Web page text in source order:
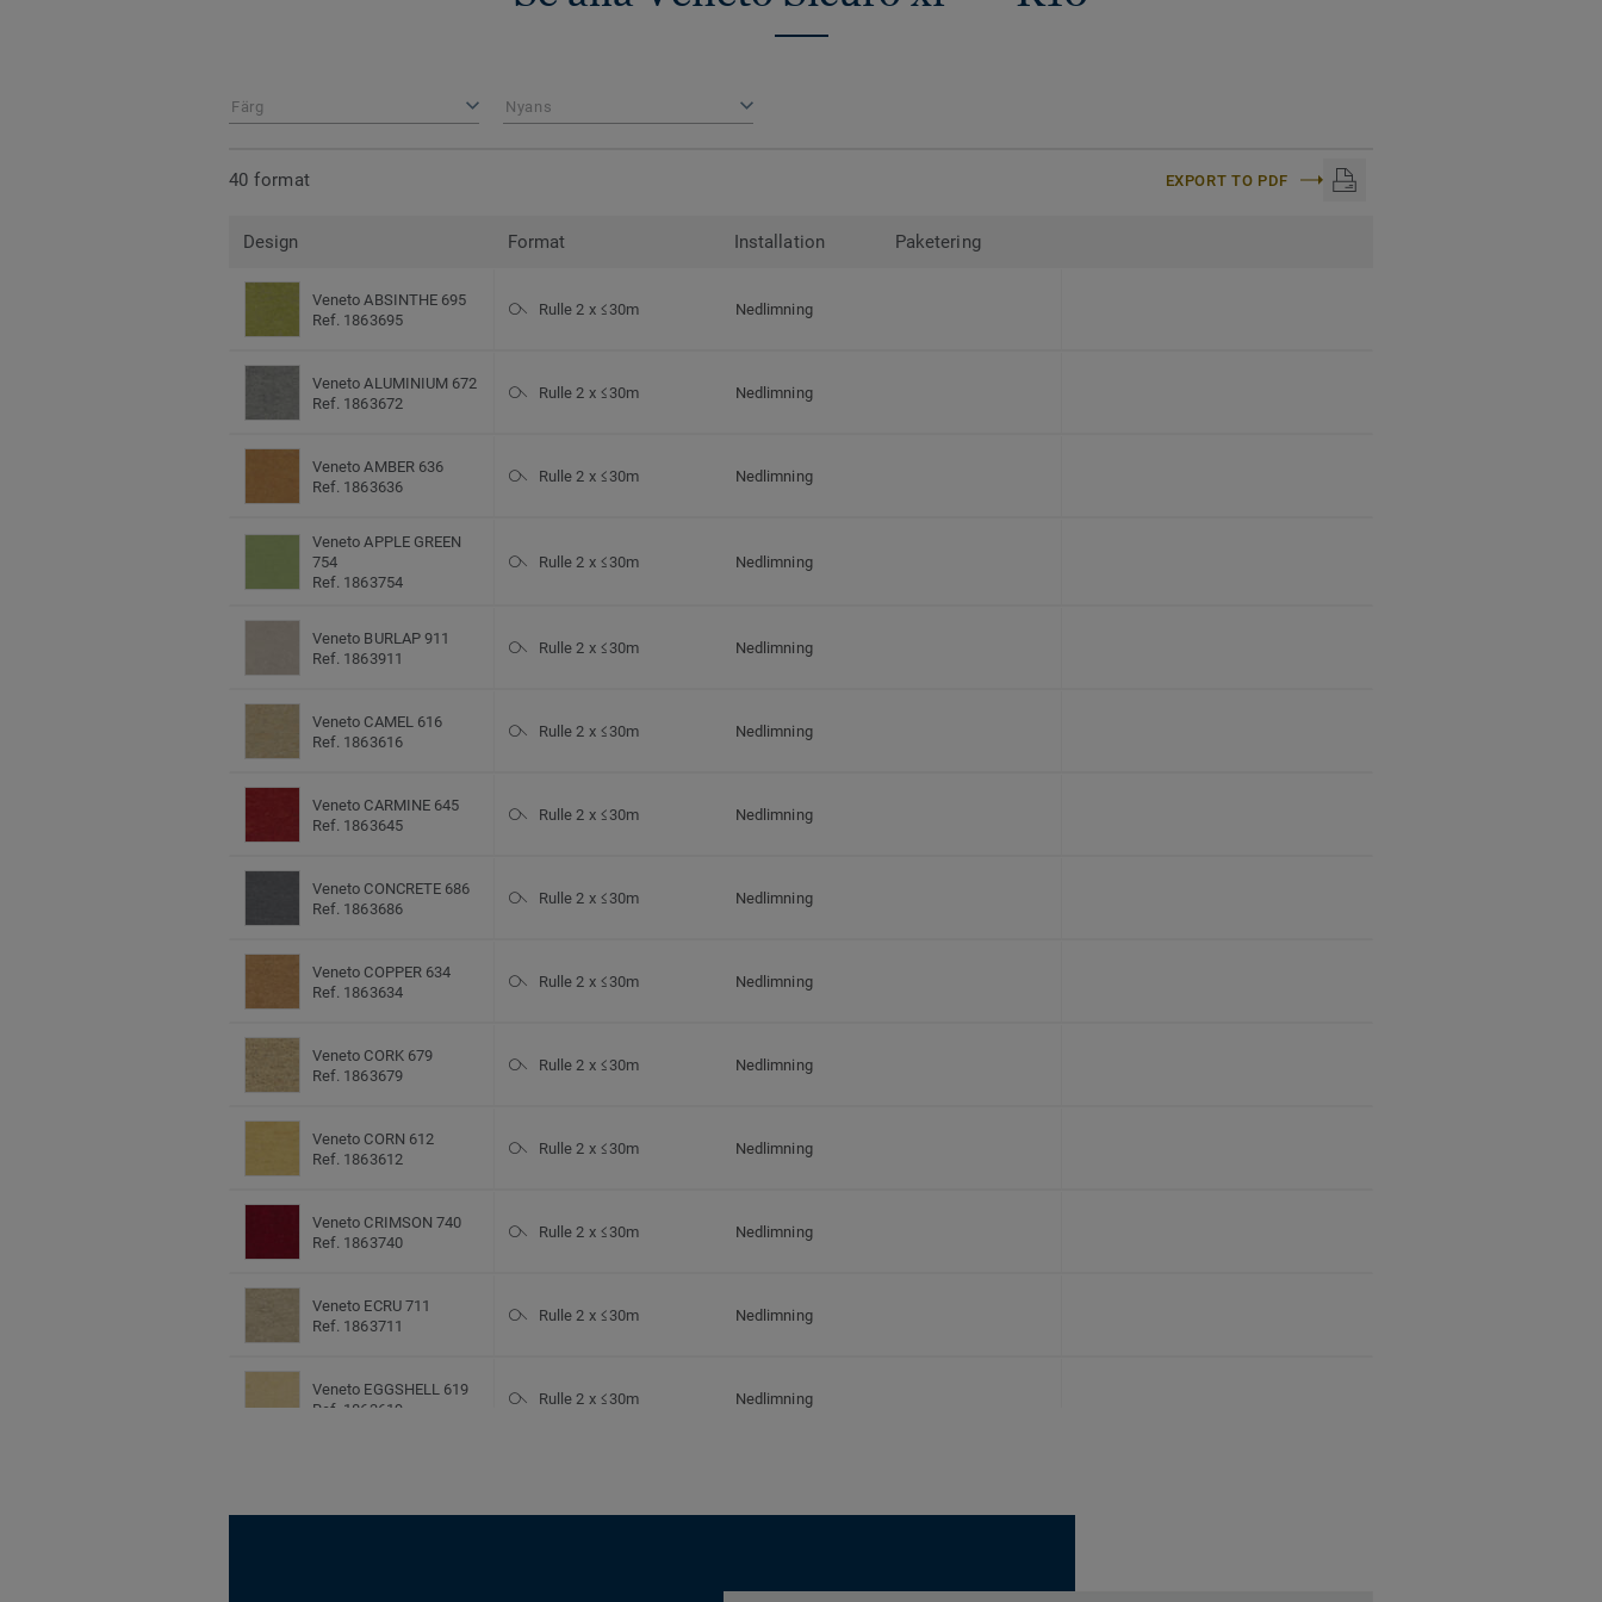
Färg Nyans
40 format EXPORT TO PDF
Design Format Installation Paketering
Veneto ABSINTHE 695
Ref. 1863695
Rulle 2 x ≤30m Nedlimning
Veneto ALUMINIUM 672
Ref. 1863672
Rulle 2 x ≤30m Nedlimning
Veneto AMBER 636
Ref. 1863636
Rulle 2 x ≤30m Nedlimning
Veneto APPLE GREEN
754
Ref. 1863754
Rulle 2 x ≤30m Nedlimning
Veneto BURLAP 911
Ref. 1863911
Rulle 2 x ≤30m Nedlimning
Veneto CAMEL 616
Ref. 1863616
Rulle 2 x ≤30m Nedlimning
Veneto CARMINE 645
Ref. 1863645
Rulle 2 x ≤30m Nedlimning
Veneto CONCRETE 686
Ref. 1863686
Rulle 2 x ≤30m Nedlimning
Veneto COPPER 634
Ref. 1863634
Rulle 2 x ≤30m Nedlimning
Veneto CORK 679
Ref. 1863679
Rulle 2 x ≤30m Nedlimning
Veneto CORN 612
Ref. 1863612
Rulle 2 x ≤30m Nedlimning
Veneto CRIMSON 740
Ref. 1863740
Rulle 2 x ≤30m Nedlimning
Veneto ECRU 711
Ref. 1863711
Rulle 2 x ≤30m Nedlimning
Veneto EGGSHELL 619
Ref. 1863619
Rulle 2 x ≤30m Nedlimning